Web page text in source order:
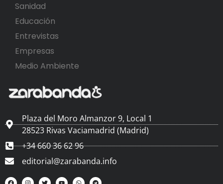
Sanidad
Educación
Entrevistas
Empresas
Medio Ambiente
Plaza del Moro Almanzor 9, Local 1
28523 Rivas Vaciamadrid (Madrid)
+34 660 36 62 96
editorial@zarabanda.info